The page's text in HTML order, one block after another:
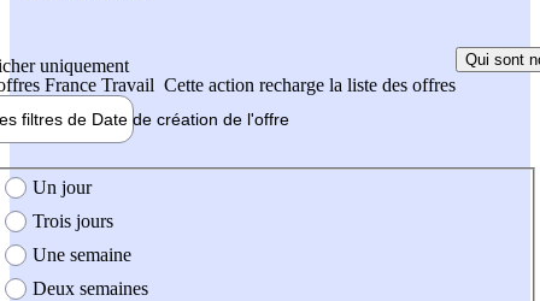
uniquement
France Travail Cette action recharge la liste des offres
Qui sont
filtres de Date de création de l'offre
création de l'offre
Un jour
Trois jours
Une semaine
Deux semaines